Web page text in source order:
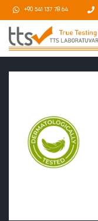
+90 541 137 78 64